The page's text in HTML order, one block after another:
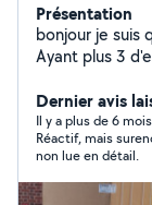
Présentation
bonjour je suis
Ayant plus 3
Dernier avis
Il y a plus de 6 mois
Réactif, mais
non lue en détail.